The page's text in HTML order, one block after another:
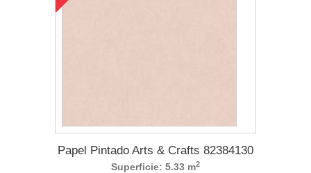
Papel Pintado Arts & Crafts 82384130
Superficie: 5.33 m2